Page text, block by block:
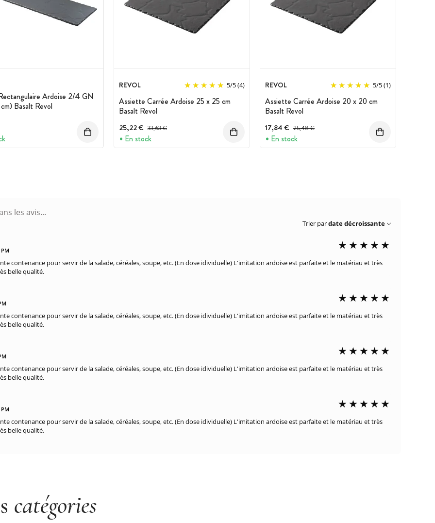
Ardoise 2/4 GN
Basalt Revol
REVOL 5/5(4)
Assiette Carrée Ardoise 25 x 25 cm
Basalt Revol
25,22 € Prix avant réduction :
33,63 €
En stock
REVOL 5/5(1)
Assiette Carrée Ardoise 20 x 20 cm
Basalt Revol
17,84 € Prix avant réduction :
25,48 €
En stock
Trier pardate décroissante
contenance pour servir de la salade, céréales, soupe, etc. (En dose idividuelle) L'imitation ardoise est parfaite et le matériau et très
belle qualité.
contenance pour servir de la salade, céréales, soupe, etc. (En dose idividuelle) L'imitation ardoise est parfaite et le matériau et très
belle qualité.
contenance pour servir de la salade, céréales, soupe, etc. (En dose idividuelle) L'imitation ardoise est parfaite et le matériau et très
belle qualité.
contenance pour servir de la salade, céréales, soupe, etc. (En dose idividuelle) L'imitation ardoise est parfaite et le matériau et très
belle qualité.
catégories